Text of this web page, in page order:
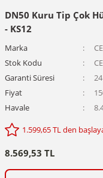
DN50 Kuru Tip Çok
- KS12
Marka
Stok Kodu
Garanti Süresi
Fiyat
Havale
1.599,65 TL den
8.569,53 TL